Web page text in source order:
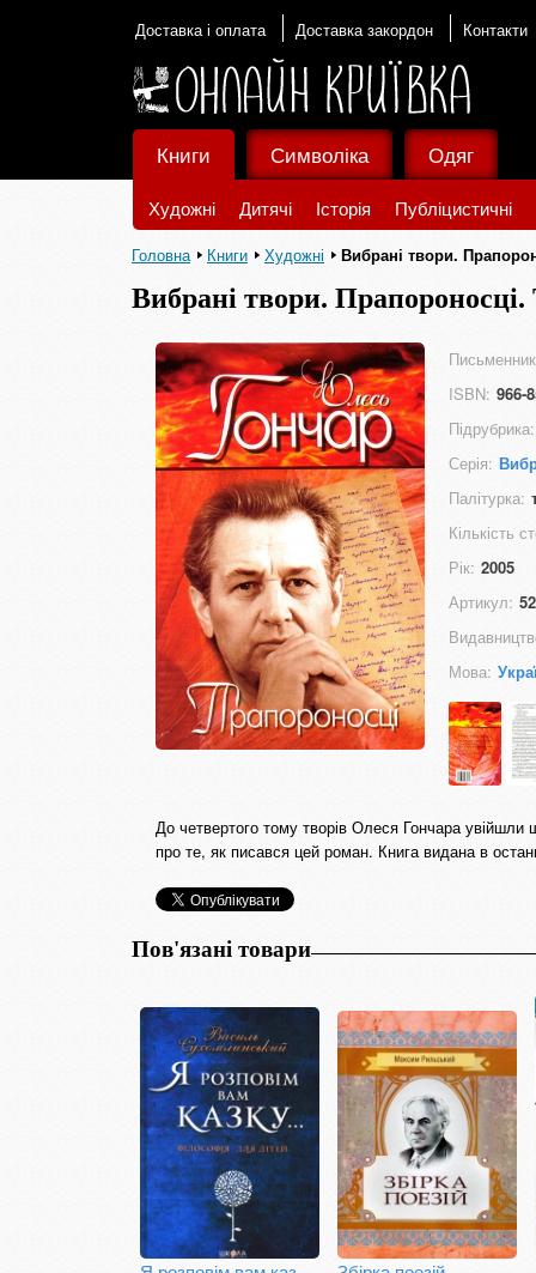
Доставка і оплата Доставка закордон Контакти
Книги
Художні Дитячі Історія Публіцистичні
Символіка Одяг
Головна Книги Художні Вибрані твори.
Вибрані твори. Прапороносці.
ISBN: 966-
Підрубрика:
Серія:
Палітурка:
Кількість
Рік: 2005
Артикул:
Мова:
До четвертого тому творів Олеся Гончара увійшли
про те, як писався цей роман. Книга видана в
Пов'язані товари